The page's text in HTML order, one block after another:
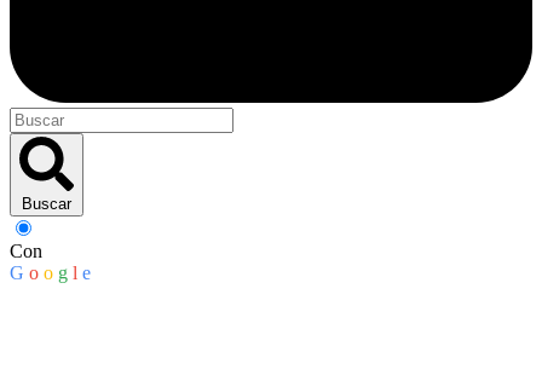
Buscar
Con
G o o g l e